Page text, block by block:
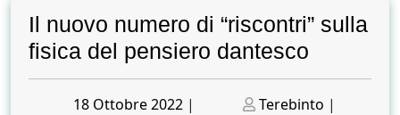
Il nuovo numero di “riscontri” sulla
fisica del pensiero dantesco
Posted
18 Ottobre 2022 |
Posted
Terebinto |